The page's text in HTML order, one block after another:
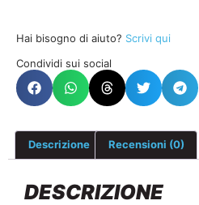
Hai bisogno di aiuto? Scrivi qui
Condividi sui social
Descrizione Recensioni (0)
DESCRIZIONE